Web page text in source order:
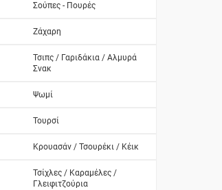
Σούπες - Πουρές
Ζάχαρη
Τσιπς / Γαριδάκια / Αλμυρά
Σνακ
Ψωμί
Τουρσί
Κρουασάν / Τσουρέκι / Κέικ
Τσίχλες / Καραμέλες /
Γλειφιτζούρια